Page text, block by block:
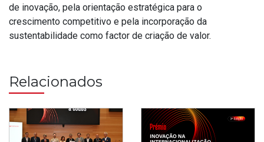
de inovação, pela orientação estratégica para o
crescimento competitivo e pela incorporação da
sustentabilidade como factor de criação de valor.
Relacionados